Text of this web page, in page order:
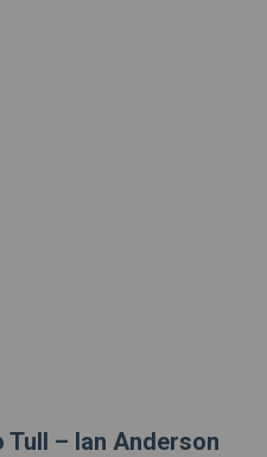
– Ian Anderson